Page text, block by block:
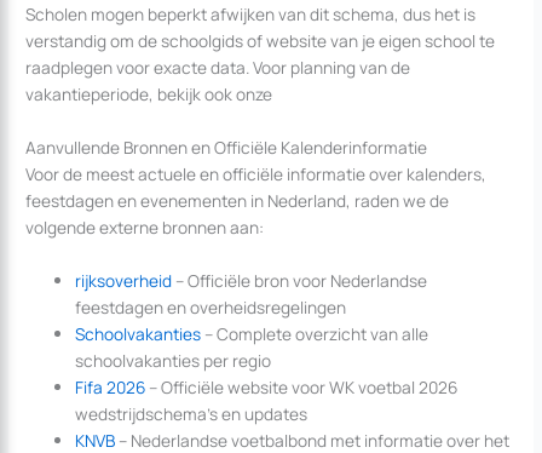
Scholen mogen beperkt afwijken van dit schema, dus het is
verstandig om de schoolgids of website van je eigen school te
raadplegen voor exacte data. Voor planning van de
vakantieperiode, bekijk ook onze
Aanvullende Bronnen en Officiële Kalenderinformatie
Voor de meest actuele en officiële informatie over kalenders,
feestdagen en evenementen in Nederland, raden we de
volgende externe bronnen aan:
rijksoverheid – Officiële bron voor Nederlandse
feestdagen en overheidsregelingen
Schoolvakanties – Complete overzicht van alle
schoolvakanties per regio
Fifa 2026 – Officiële website voor WK voetbal 2026
wedstrijdschema’s en updates
KNVB – Nederlandse voetbalbond met informatie over het